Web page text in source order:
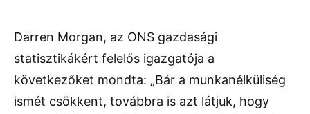
Darren Morgan, az ONS gazdasági
statisztikákért felelős igazgatója a
következőket mondta: „Bár a munkanélküliség
ismét csökkent, továbbra is azt látjuk, hogy